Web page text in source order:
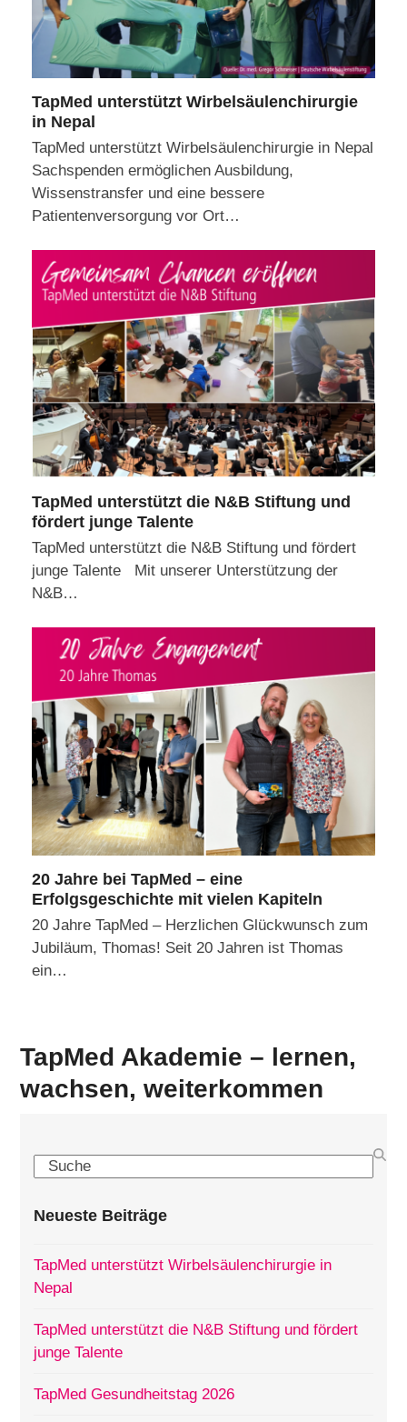
TapMed unterstützt Wirbelsäulenchirurgie
in Nepal
TapMed unterstützt Wirbelsäulenchirurgie in Nepal
Sachspenden ermöglichen Ausbildung,
Wissenstransfer und eine bessere
Patientenversorgung vor Ort…
TapMed unterstützt die N&B Stiftung und
fördert junge Talente
TapMed unterstützt die N&B Stiftung und fördert
junge Talente Mit unserer Unterstützung der
N&B…
20 Jahre bei TapMed – eine
Erfolgsgeschichte mit vielen Kapiteln
20 Jahre TapMed – Herzlichen Glückwunsch zum
Jubiläum, Thomas! Seit 20 Jahren ist Thomas
ein…
TapMed Akademie – lernen,
wachsen, weiterkommen
Search
Neueste Beiträge
TapMed unterstützt Wirbelsäulenchirurgie in
Nepal
TapMed unterstützt die N&B Stiftung und fördert
junge Talente
TapMed Gesundheitstag 2026